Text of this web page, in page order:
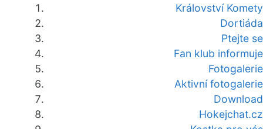
Království Komety
Dortiáda
Ptejte se
Fan klub informuje
Fotogalerie
Aktivní fotogalerie
Download
Hokejchat.cz